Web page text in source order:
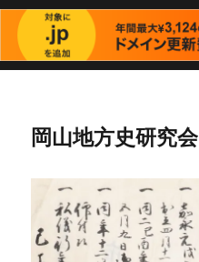
岡山地方史研究会